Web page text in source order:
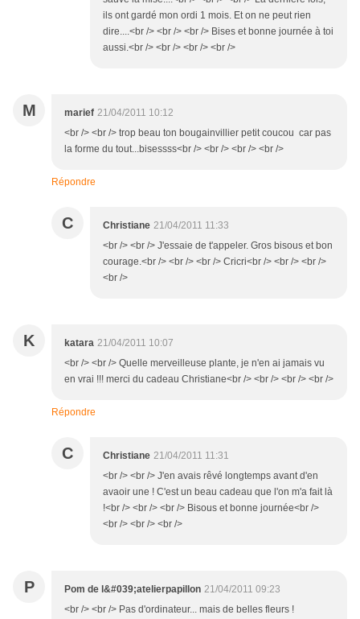
ils ont gardé mon ordi 1 mois. Et on ne peut rien
dire....<br /> <br /> <br /> Bises et bonne journée à toi
aussi.<br /> <br /> <br /> <br />
M marief 21/04/2011 10:12
<br /> <br /> trop beau ton bougainvillier petit coucou car pas
la forme du tout...bisessss<br /> <br /> <br /> <br />
Répondre
C Christiane 21/04/2011 11:33
<br /> <br /> J'essaie de t'appeler. Gros bisous et bon
courage.<br /> <br /> <br /> Cricri<br /> <br /> <br />
<br />
K katara 21/04/2011 10:07
<br /> <br /> Quelle merveilleuse plante, je n'en ai jamais vu
en vrai !!! merci du cadeau Christiane<br /> <br /> <br /> <br />
Répondre
C Christiane 21/04/2011 11:31
<br /> <br /> J'en avais rêvé longtemps avant d'en
avaoir une ! C'est un beau cadeau que l'on m'a fait là
!<br /> <br /> <br /> Bisous et bonne journée<br />
<br /> <br /> <br />
P Pom de l&#039;atelierpapillon 21/04/2011 09:23
<br /> <br /> Pas d'ordinateur... mais de belles fleurs !